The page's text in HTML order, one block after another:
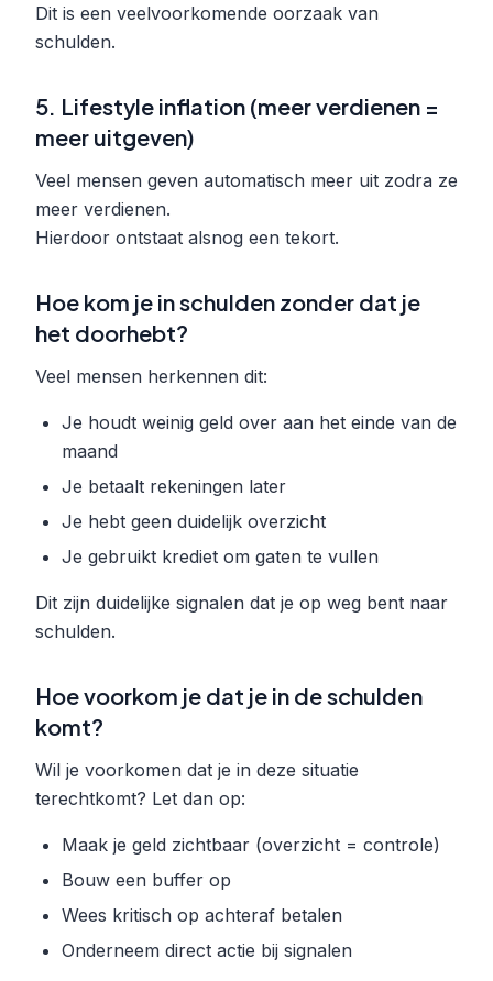
Dit is een veelvoorkomende oorzaak van
schulden.
5. Lifestyle inflation (meer verdienen =
meer uitgeven)
Veel mensen geven automatisch meer uit zodra ze
meer verdienen.
Hierdoor ontstaat alsnog een tekort.
Hoe kom je in schulden zonder dat je
het doorhebt?
Veel mensen herkennen dit:
Je houdt weinig geld over aan het einde van de
maand
Je betaalt rekeningen later
Je hebt geen duidelijk overzicht
Je gebruikt krediet om gaten te vullen
Dit zijn duidelijke signalen dat je op weg bent naar
schulden.
Hoe voorkom je dat je in de schulden
komt?
Wil je voorkomen dat je in deze situatie
terechtkomt? Let dan op:
Maak je geld zichtbaar (overzicht = controle)
Bouw een buffer op
Wees kritisch op achteraf betalen
Onderneem direct actie bij signalen